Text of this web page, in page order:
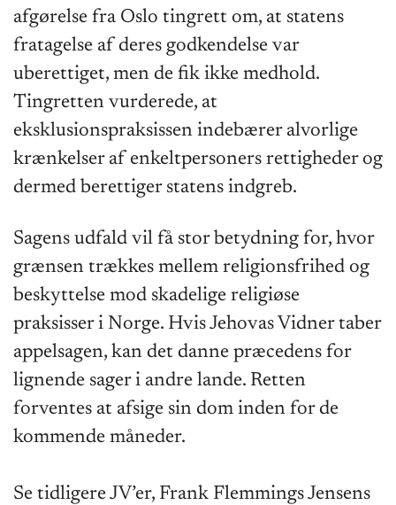
afgørelse fra Oslo tingrett om, at statens
fratagelse af deres godkendelse var
uberettiget, men de fik ikke medhold.
Tingretten vurderede, at
eksklusionspraksissen indebærer alvorlige
krænkelser af enkeltpersoners rettigheder og
dermed berettiger statens indgreb.
Sagens udfald vil få stor betydning for, hvor
grænsen trækkes mellem religionsfrihed og
beskyttelse mod skadelige religiøse
praksisser i Norge. Hvis Jehovas Vidner taber
appelsagen, kan det danne præcedens for
lignende sager i andre lande. Retten
forventes at afsige sin dom inden for de
kommende måneder.
Se tidligere JV’er, Frank Flemmings Jensens